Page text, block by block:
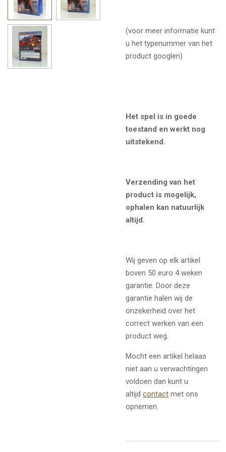
(voor meer informatie kunt
u het typenummer van het
product googlen)
Het spel is in goede
toestand en werkt nog
uitstekend.
Verzending van het
product is mogelijk,
ophalen kan natuurlijk
altijd.
Wij geven op elk artikel
boven 50 euro 4 weken
garantie. Door deze
garantie halen wij de
onzekerheid over het
correct werken van een
product weg.
Mocht een artikel helaas
niet aan u verwachtingen
voldoen dan kunt u
altijd contact met ons
opnemen.